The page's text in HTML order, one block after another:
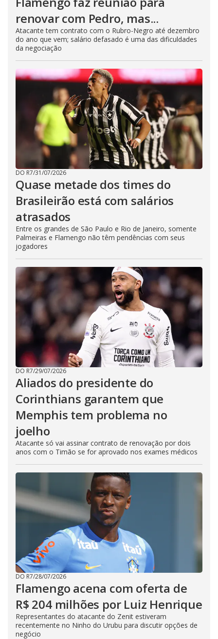
renovar com Pedro, mas...
Atacante tem contrato com o Rubro-Negro até dezembro
do ano que vem; salário defasado é uma das dificuldades
da negociação
DO R7/31/07/2026
Quase metade dos times do
Brasileirão está com salários
atrasados
Entre os grandes de São Paulo e Rio de Janeiro, somente
Palmeiras e Flamengo não têm pendências com seus
jogadores
DO R7/29/07/2026
Aliados do presidente do
Corinthians garantem que
Memphis tem problema no
joelho
Atacante só vai assinar contrato de renovação por dois
anos com o Timão se for aprovado nos exames médicos
DO R7/28/07/2026
Flamengo acena com oferta de
R$ 204 milhões por Luiz Henrique
Representantes do atacante do Zenit estiveram
recentemente no Ninho do Urubu para discutir opções de
negócio